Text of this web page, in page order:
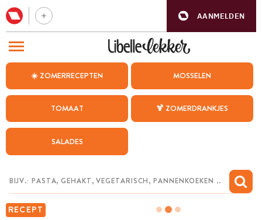
AANMELDEN
☀️ ZOMERRECEPTEN MOSSELEN
TOMAAT 🍹 ZOMERDRANKJES
SALADES
RECEPT
BEZOEK ONZE ANDERE WEBSITES
WEEKMENU
CHAT MET MAIA
MIJN BEWAARDE RECEPTEN